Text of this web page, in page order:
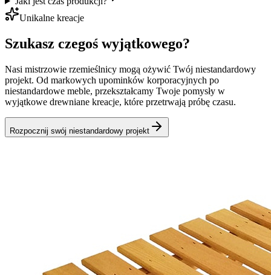
Unikalne kreacje
Szukasz czegoś wyjątkowego?
Nasi mistrzowie rzemieślnicy mogą ożywić Twój niestandardowy
projekt. Od markowych upominków korporacyjnych po
niestandardowe meble, przekształcamy Twoje pomysły w
wyjątkowe drewniane kreacje, które przetrwają próbę czasu.
Rozpocznij swój niestandardowy projekt